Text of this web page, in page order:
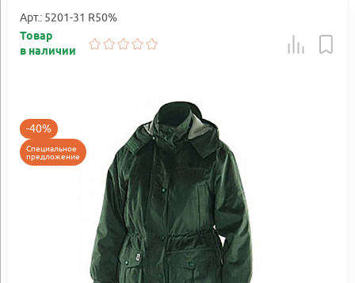
Арт.: 5201-31 R50%
Товар
в наличии
-40%
Специальное
предложение